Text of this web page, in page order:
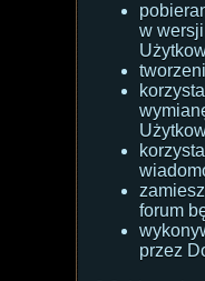
w
forum
przez